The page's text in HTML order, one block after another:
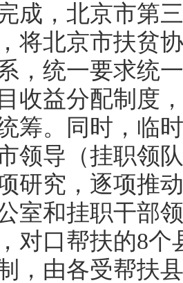
成，北京市第
将北京市扶贫
，统一要求统
收益分配制度
筹。同时，临
领导（挂职领
研究，逐项推
室和挂职干部
对口帮扶的8
，由各受帮扶